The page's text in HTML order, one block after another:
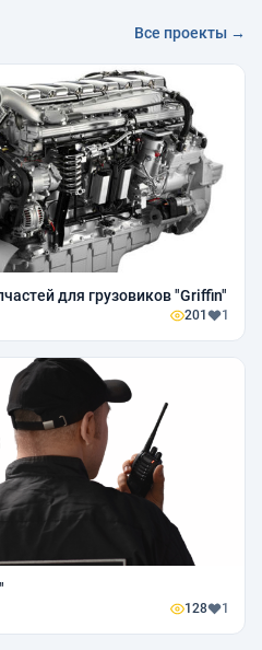
Все проекты →
для грузовиков "Griffin"
201 1
128 1